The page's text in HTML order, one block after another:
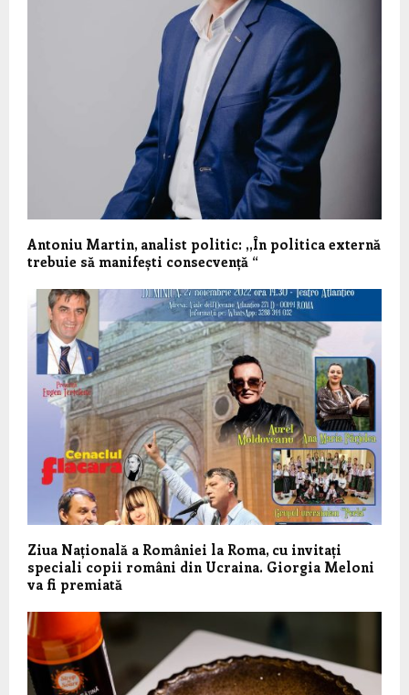
Antoniu Martin, analist politic: ,,În politica externă
trebuie să manifești consecvență “
Ziua Națională a României la Roma, cu invitați
speciali copii români din Ucraina. Giorgia Meloni
va fi premiată